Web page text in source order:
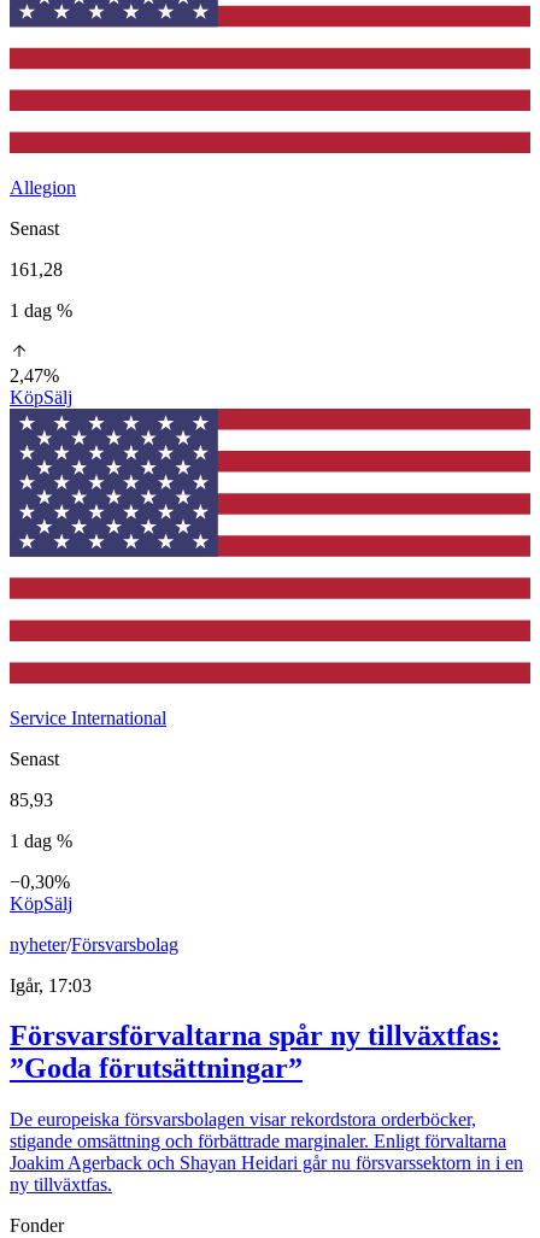
Allegion
Senast
161,28
1 dag %
2,47%
KöpSälj
Service International
Senast
85,93
1 dag %
−0,30%
KöpSälj
nyheter/Försvarsbolag
Igår, 17:03
Försvarsförvaltarna spår ny tillväxtfas:
”Goda förutsättningar”
De europeiska försvarsbolagen visar rekordstora orderböcker,
stigande omsättning och förbättrade marginaler. Enligt förvaltarna
Joakim Agerback och Shayan Heidari går nu försvarssektorn in i en
ny tillväxtfas.
Fonder